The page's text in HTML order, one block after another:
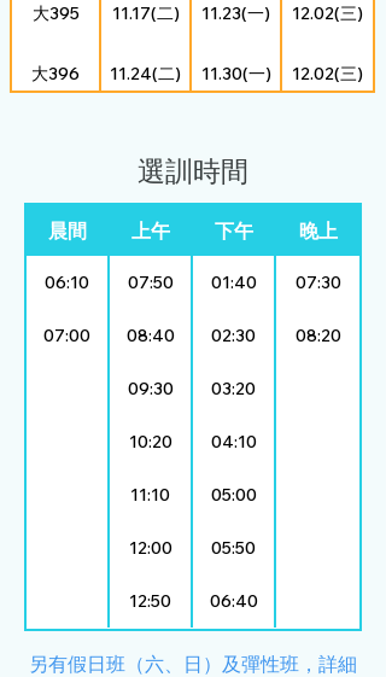
大395 11.17(二) 11.23(一) 12.02(三)
大396 11.24(二) 11.30(一) 12.02(三)
大399 12.15(二) 12.21(一) 12.30(三)
選訓時間
晨間 上午 下午 晚上
06:10 07:50 01:40 07:30
07:00 08:40 02:30 08:20
09:30 03:20
10:20 04:10
11:10 05:00
12:00 05:50
12:50 06:40
​另有假日班（六、日）及彈性班，詳細